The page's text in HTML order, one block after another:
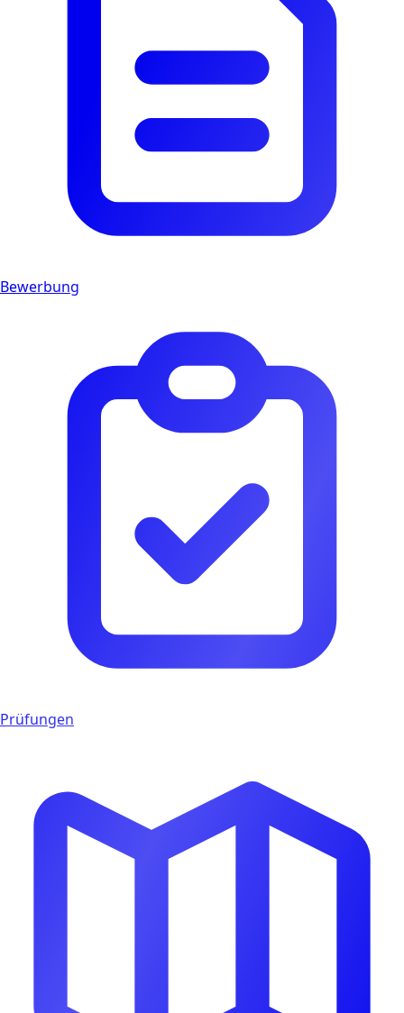
Bewerbung
Prüfungen